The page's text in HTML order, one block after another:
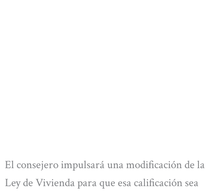
El consejero impulsará una modificación de la
Ley de Vivienda para que esa calificación sea